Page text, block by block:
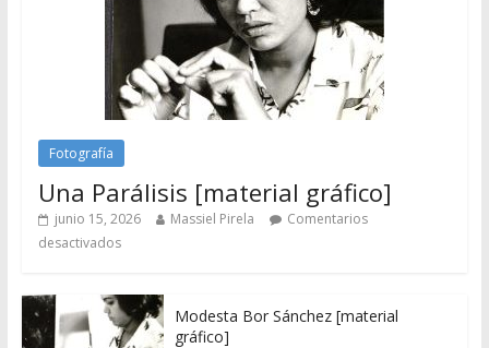
Fotografía
Una Parálisis [material gráfico]
junio 15, 2026 Massiel Pirela
Comentarios
desactivados
Modesta Bor Sánchez [material
gráfico]